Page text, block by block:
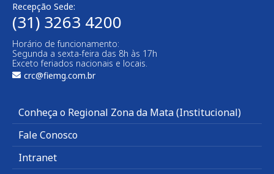
Recepção Sede:
(31) 3263 4200
Horário de funcionamento:
Segunda a sexta-feira das 8h às 17h
Exceto feriados nacionais e locais.
crc@fiemg.com.br
Conheça o Regional Zona da Mata (Institucional)
Fale Conosco
Intranet